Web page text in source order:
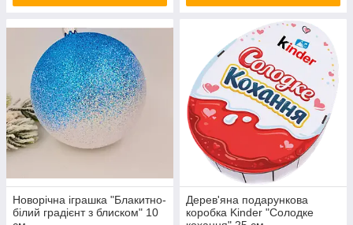
Новорічна іграшка "Блакитно-
білий градієнт з блиском" 10
Дерев'яна подарункова
коробка Kinder "Солодке